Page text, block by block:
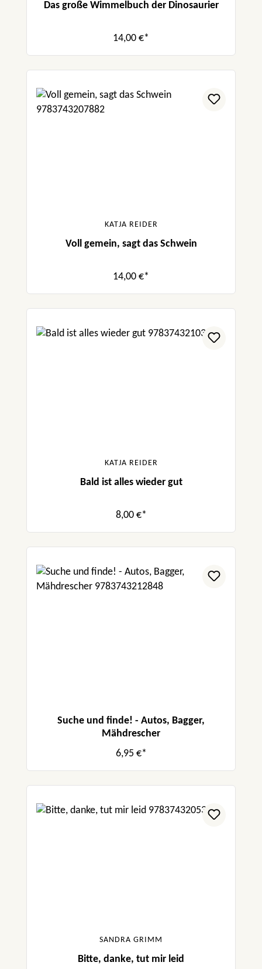
Das große Wimmelbuch der Dinosaurier
14,00 €*
KATJA REIDER
Voll gemein, sagt das Schwein
14,00 €*
KATJA REIDER
Bald ist alles wieder gut
8,00 €*
Suche und finde! - Autos, Bagger,
Mähdrescher
6,95 €*
SANDRA GRIMM
Bitte, danke, tut mir leid